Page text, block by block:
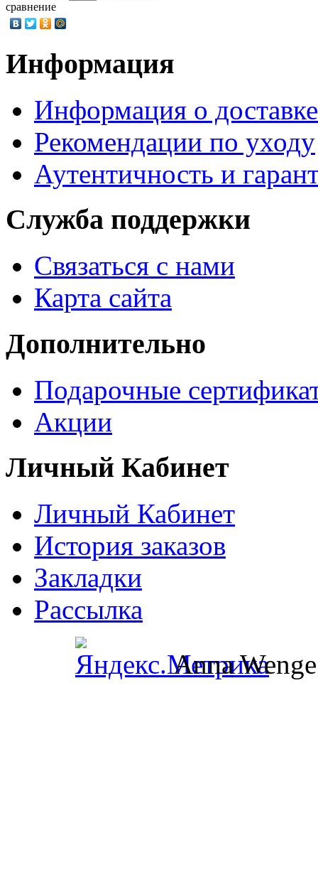
сравнение
Информация
Информация о доставке
Рекомендации по уходу
Аутентичность и
Служба поддержки
Связаться с нами
Карта сайта
Дополнительно
Подарочные
Акции
Личный Кабинет
Личный Кабинет
История заказов
Закладки
Рассылка
Anna